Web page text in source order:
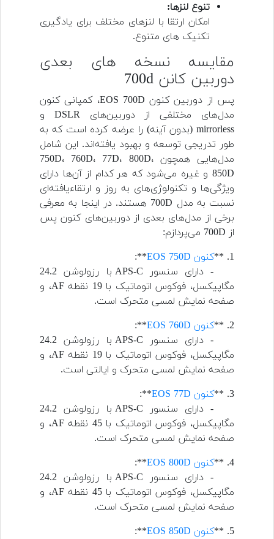
تنوع لنزها:
امکان ارتقا با لنزهای مختلف برای یادگیری
تکنیک های متنوع.
مقایسه نسخه های بعدی
دوربین کانن 700d
پس از دوربین کنون EOS 700D، کمپانی کنون
مدل‌های مختلفی از دوربین‌های DSLR و
mirrorless (بدون آینه) را عرضه کرده است که به
طور تدریجی توسعه و بهبود یافته‌اند. این شامل
مدل‌هایی همچون 750D، 760D، 77D، 800D،
850D و غیره می‌شود که هر کدام از آن‌ها دارای
ویژگی‌ها و تکنولوژی‌های به روز و ارتقاء‌یافته‌ای
نسبت به مدل 700D هستند. در اینجا به معرفی
برخی از مدل‌های بعدی از دوربین‌های کنون پس
از 700D می‌پردازم:
1. **
کنون EOS 750D
**:
- دارای سنسور APS-C با رزولوشن 24.2
مگاپیکسل، فوکوس اتوماتیک با 19 نقطه AF، و
صفحه نمایش لمسی متحرک است.
2. **
کنون EOS 760D
**:
- دارای سنسور APS-C با رزولوشن 24.2
مگاپیکسل، فوکوس اتوماتیک با 19 نقطه AF، و
صفحه نمایش لمسی متحرک و ایالتی است.
3. **
کنون EOS 77D
**:
- دارای سنسور APS-C با رزولوشن 24.2
مگاپیکسل، فوکوس اتوماتیک با 45 نقطه AF، و
صفحه نمایش لمسی متحرک است.
4. **
کنون EOS 800D
**:
- دارای سنسور APS-C با رزولوشن 24.2
مگاپیکسل، فوکوس اتوماتیک با 45 نقطه AF، و
صفحه نمایش لمسی متحرک است.
5. **
کنون EOS 850D
**: